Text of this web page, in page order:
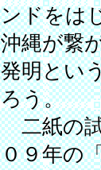
ンドをは
沖縄が繋
発明とい
ろう。
二紙の試
０９年の